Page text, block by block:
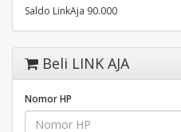
Saldo LinkAja 90.000
Beli LINK AJA
Nomor HP